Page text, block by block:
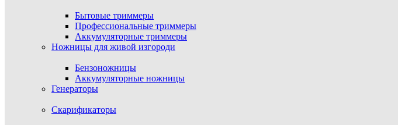
Бытовые триммеры
Профессиональные триммеры
Аккумуляторные триммеры
Ножницы для живой изгороди
Бензоножницы
Аккумуляторные ножницы
Генераторы
Скарификаторы